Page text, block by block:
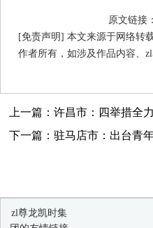
原文链接
[免责声明] 本文来源于网络转
作者所有，如涉及作品内容、
上一篇：许昌市：四举措全
下一篇：驻马店市：出台青
zl尊龙凯时集